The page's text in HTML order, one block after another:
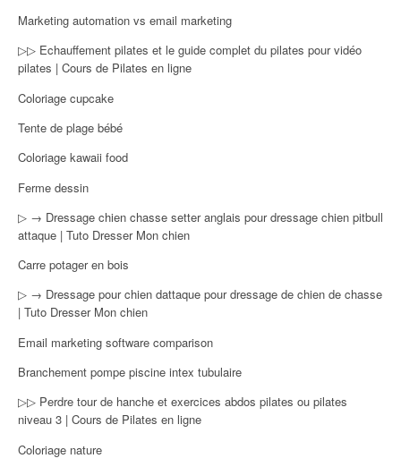
Marketing automation vs email marketing
▷▷ Echauffement pilates et le guide complet du pilates pour vidéo
pilates | Cours de Pilates en ligne
Coloriage cupcake
Tente de plage bébé
Coloriage kawaii food
Ferme dessin
▷ → Dressage chien chasse setter anglais pour dressage chien pitbull
attaque | Tuto Dresser Mon chien
Carre potager en bois
▷ → Dressage pour chien dattaque pour dressage de chien de chasse
| Tuto Dresser Mon chien
Email marketing software comparison
Branchement pompe piscine intex tubulaire
▷▷ Perdre tour de hanche et exercices abdos pilates ou pilates
niveau 3 | Cours de Pilates en ligne
Coloriage nature